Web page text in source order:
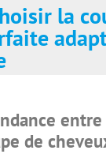
la
de